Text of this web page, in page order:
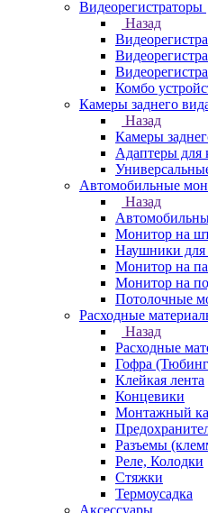
Видеорегистраторы
Назад
Комбо
Камеры заднего
Назад
Камеры
Адаптеры для
Автомобильные
Назад
Монитор на
Наушники для
Монитор на
Монитор на
Потолочные
Расходные
Назад
Расходные
Гофра
Клейкая лента
Концевики
Монтажный
Разъемы
Реле, Колодки
Стяжки
Термоусадка
Аксессуары